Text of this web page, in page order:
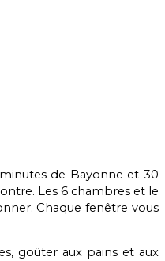
de Bayonne et 30
Les 6 chambres et le
Chaque fenêtre vous
goûter aux pains et aux